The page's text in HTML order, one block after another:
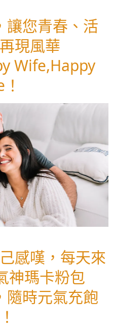
讓您青春、活
現風華
Wife,Happy
感嘆，每天來
神瑪卡粉包
隨時元氣充飽